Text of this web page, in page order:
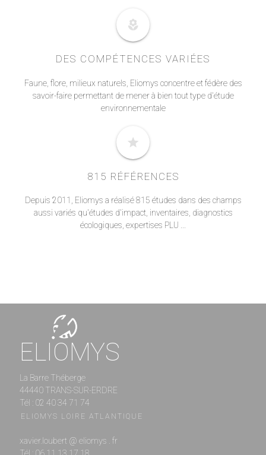
local_florist
DES COMPÉTENCES VARIÉES
Faune, flore, milieux naturels, Eliomys concentre et fédère des
savoir-faire permettant de mener à bien tout type d'étude
environnementale
star
815 RÉFÉRENCES
Depuis 2011, Eliomys a réalisé 815 études dans des champs
aussi variés qu'études d'impact, inventaires, diagnostics
écologiques, expertises PLU ...
ELIOMYS
La Barre Théberge
44440 TRANS-SUR-ERDRE
Tél : 02 40 34 71 74
ELIOMYS LOIRE ATLANTIQUE
xavier.loubert @ eliomys . fr